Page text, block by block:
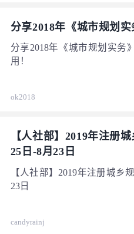
分享2018年《城市规划
分享2018年《城市规划实务
用！
ok2018
【人社部】2019年注册
25日-8月23日
【人社部】2019年注册城乡
23日
candyrainj